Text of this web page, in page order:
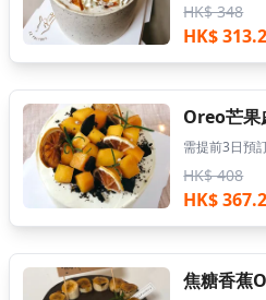
HK$ 348
HK$ 313.2
Oreo芒
需提前3日預
HK$ 408
HK$ 367.2
焦糖香蕉